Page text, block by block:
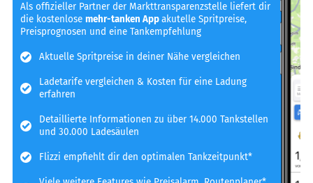
Als offizieller Partner der Markttransparenzstelle liefert dir
die kostenlosemehr-tanken Appakutelle Spritpreise,
Preisprognosen und eine Tankempfehlung
Aktuelle Spritpreise in deiner Nähe vergleichen
Ladetarife vergleichen & Kosten für eine Ladung
erfahren
Detaillierte Informationen zu über 14.000 Tankstellen
und 30.000 Ladesäulen
Flizzi empfiehlt dir den optimalen Tankzeitpunkt*